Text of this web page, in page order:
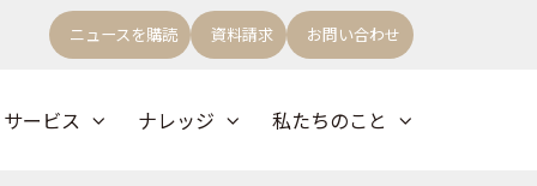
ニュースを購読 資料請求 お問い合わせ
サービス ナレッジ 私たちのこと